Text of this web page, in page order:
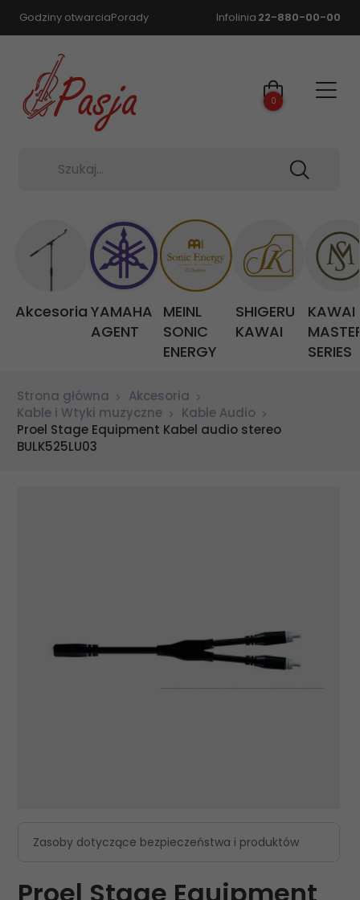
Godziny otwarciaPorady Infolinia 22-880-00-00
Szukaj...
0
Akcesoria YAMAHA
AGENT
MEINL
SONIC
ENERGY
SHIGERU
KAWAI
KAWAI
SERIES
Strona główna
Akcesoria
Kable i Wtyki muzyczne
Kable Audio
Proel Stage Equipment Kabel audio stereo
BULK525LU03
Zasoby dotyczące bezpieczeństwa i produktów